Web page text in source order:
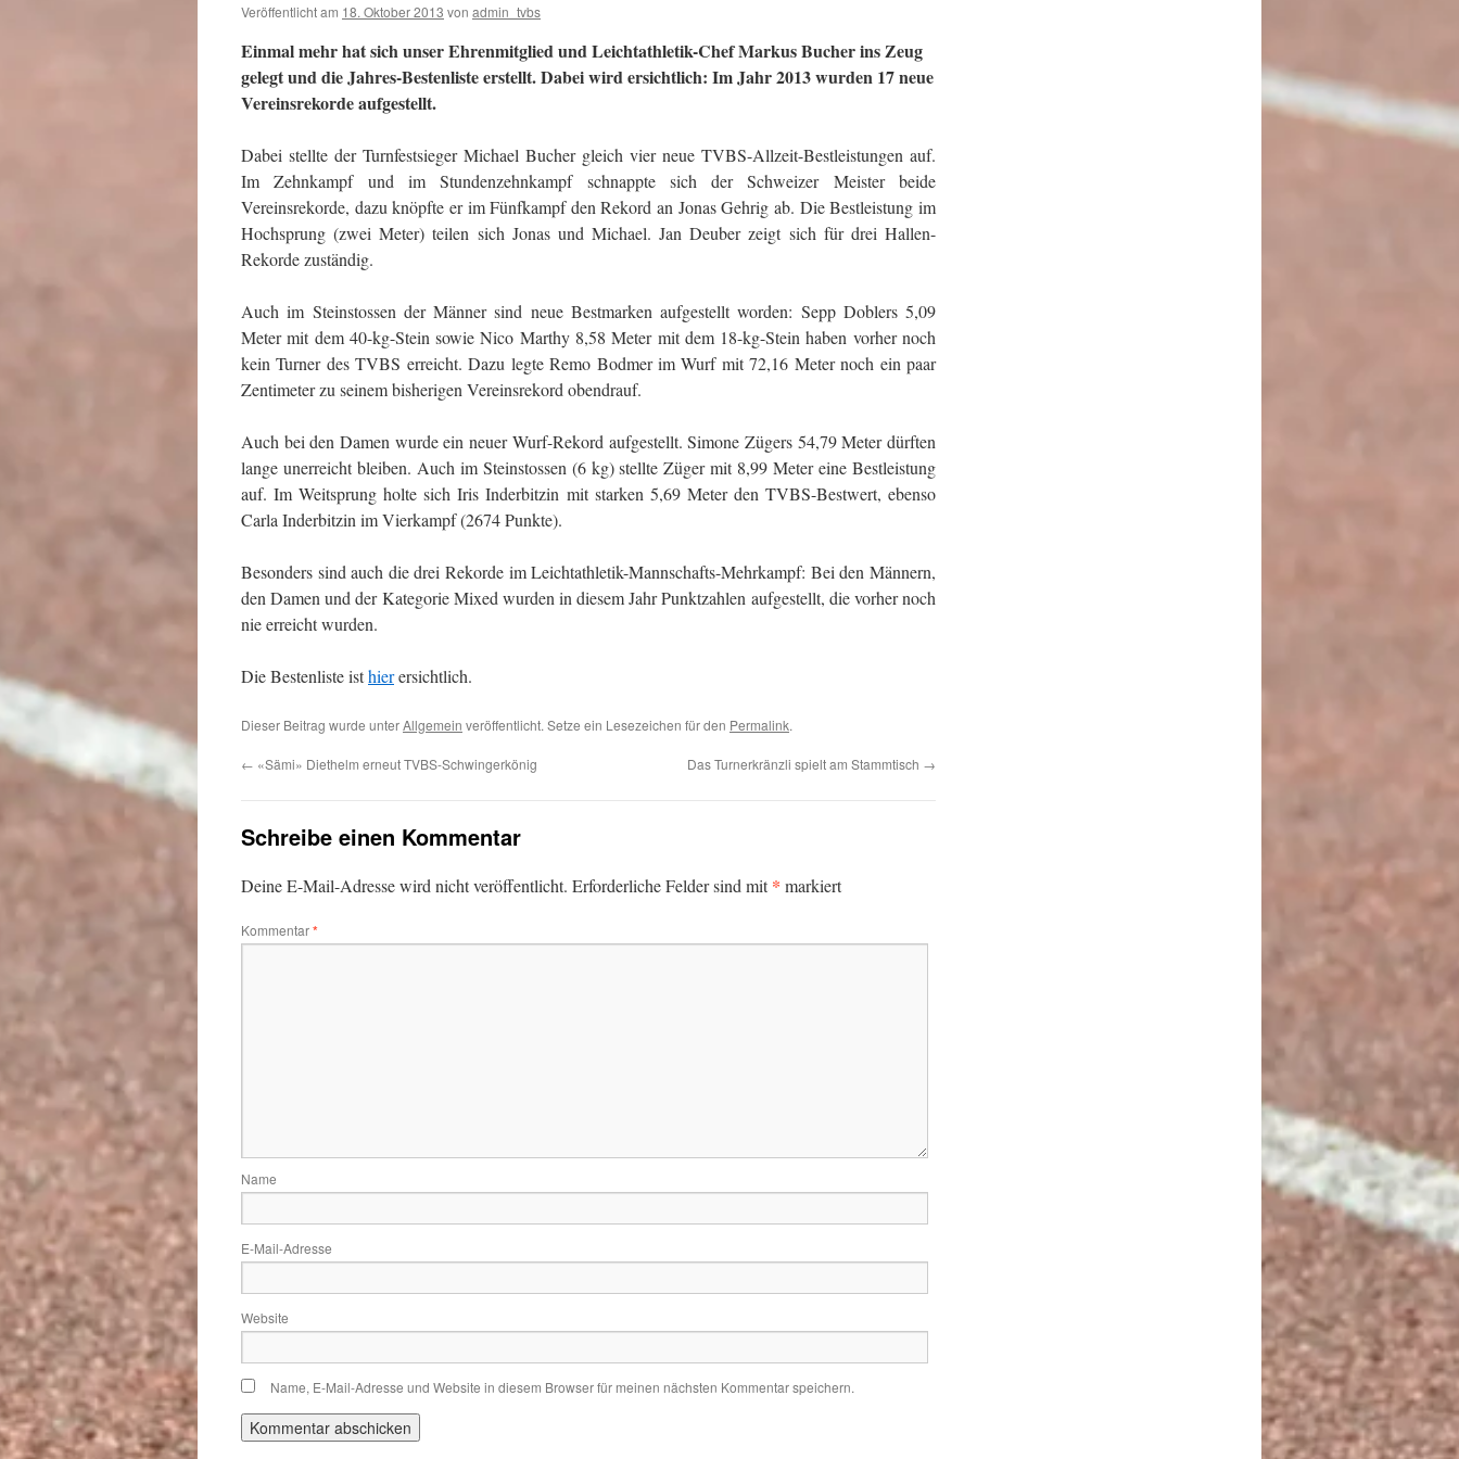
Veröffentlicht am 18. Oktober 2013 von admin_tvbs
Einmal mehr hat sich unser Ehrenmitglied und Leichtathletik-Chef Markus Bucher ins Zeug
gelegt und die Jahres-Bestenliste erstellt. Dabei wird ersichtlich: Im Jahr 2013 wurden 17 neue
Vereinsrekorde aufgestellt.
Dabei stellte der Turnfestsieger Michael Bucher gleich vier neue TVBS-Allzeit-Bestleistungen auf.
Im Zehnkampf und im Stundenzehnkampf schnappte sich der Schweizer Meister beide
Vereinsrekorde, dazu knöpfte er im Fünfkampf den Rekord an Jonas Gehrig ab. Die Bestleistung im
Hochsprung (zwei Meter) teilen sich Jonas und Michael. Jan Deuber zeigt sich für drei Hallen-
Rekorde zuständig.
Auch im Steinstossen der Männer sind neue Bestmarken aufgestellt worden: Sepp Doblers 5,09
Meter mit dem 40-kg-Stein sowie Nico Marthy 8,58 Meter mit dem 18-kg-Stein haben vorher noch
kein Turner des TVBS erreicht. Dazu legte Remo Bodmer im Wurf mit 72,16 Meter noch ein paar
Zentimeter zu seinem bisherigen Vereinsrekord obendrauf.
Auch bei den Damen wurde ein neuer Wurf-Rekord aufgestellt. Simone Zügers 54,79 Meter dürften
lange unerreicht bleiben. Auch im Steinstossen (6 kg) stellte Züger mit 8,99 Meter eine Bestleistung
auf. Im Weitsprung holte sich Iris Inderbitzin mit starken 5,69 Meter den TVBS-Bestwert, ebenso
Carla Inderbitzin im Vierkampf (2674 Punkte).
Besonders sind auch die drei Rekorde im Leichtathletik-Mannschafts-Mehrkampf: Bei den Männern,
den Damen und der Kategorie Mixed wurden in diesem Jahr Punktzahlen aufgestellt, die vorher noch
nie erreicht wurden.
Die Bestenliste isthierersichtlich.
Dieser Beitrag wurde unterAllgemein veröffentlicht. Setze ein Lesezeichen für den Permalink.
← «Sämi» Diethelm erneut TVBS-Schwingerkönig Das Turnerkränzli spielt am Stammtisch →
Schreibe einen Kommentar
Deine E-Mail-Adresse wird nicht veröffentlicht. Erforderliche Felder sind mit* markiert
Kommentar*
Name
E-Mail-Adresse
Website
Name, E-Mail-Adresse und Website in diesem Browser für meinen nächsten Kommentar speichern.